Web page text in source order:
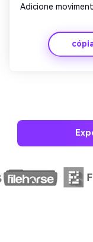
Adicione
enfatizar o
brilhando